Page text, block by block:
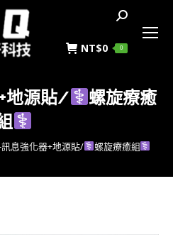
搜
NT$0 0
地源貼/
螺旋療癒
訊息強化器+地源貼/ 螺旋療癒組